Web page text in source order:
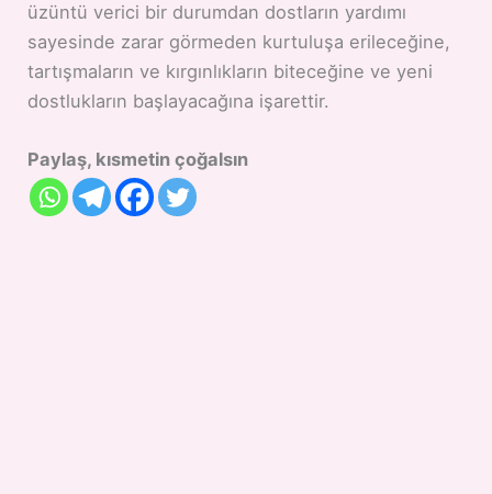
üzüntü verici bir durumdan dostların yardımı
sayesinde zarar görmeden kurtuluşa erileceğine,
tartışmaların ve kırgınlıkların biteceğine ve yeni
dostlukların başlayacağına işarettir.
Paylaş, kısmetin çoğalsın